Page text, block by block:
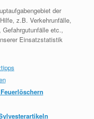
der
z.B. Verkehrunfälle,
Gefahrgutunfälle etc.,
Einsatzstatistik